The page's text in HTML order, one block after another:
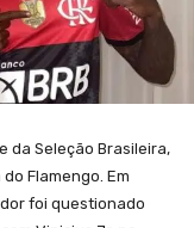
da Seleção Brasileira,
Flamengo. Em
foi questionado